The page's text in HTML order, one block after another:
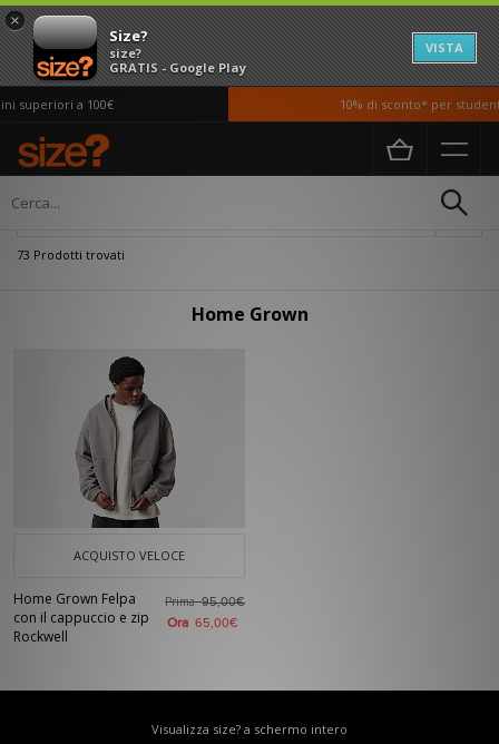
×
Size?
size?
GRATIS - Google Play
VISTA
superiori a 100€ 10% di sconto* per
Home Home Grown
73 Prodotti trovati
Home Grown
ACQUISTO VELOCE
Home Grown Felpa
con il cappuccio e zip
Rockwell
Prima95,00€
Ora 65,00€
Visualizza size? a schermo intero